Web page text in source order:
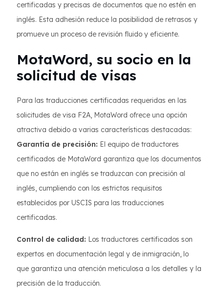
certificadas y precisas de documentos que no estén en
inglés. Esta adhesión reduce la posibilidad de retrasos y
promueve un proceso de revisión fluido y eficiente.
MotaWord, su socio en la
solicitud de visas
Para las traducciones certificadas requeridas en las
solicitudes de visa F2A, MotaWord ofrece una opción
atractiva debido a varias características destacadas:
Garantía de precisión: El equipo de traductores
certificados de MotaWord garantiza que los documentos
que no están en inglés se traduzcan con precisión al
inglés, cumpliendo con los estrictos requisitos
establecidos por USCIS para las traducciones
certificadas.
Control de calidad: Los traductores certificados son
expertos en documentación legal y de inmigración, lo
que garantiza una atención meticulosa a los detalles y la
precisión de la traducción.